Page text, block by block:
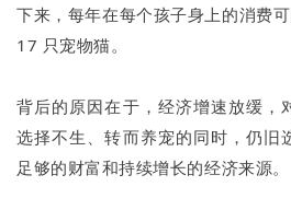
下来，每年在每个孩子身上的消费
17 只宠物猫。
背后的原因在于，经济增速放缓，
选择不生、转而养宠的同时，仍旧
足够的财富和持续增长的经济来源。